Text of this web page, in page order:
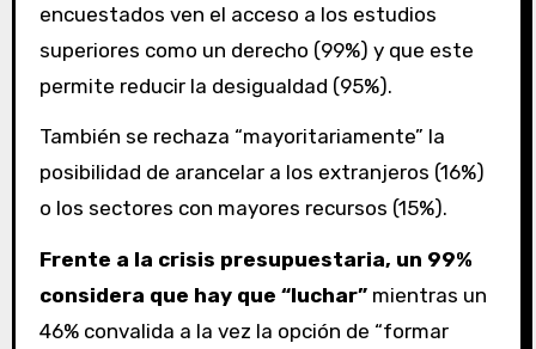
encuestados ven el acceso a los estudios
superiores como un derecho (99%) y que este
permite reducir la desigualdad (95%).
También se rechaza “mayoritariamente” la
posibilidad de arancelar a los extranjeros (16%)
o los sectores con mayores recursos (15%).
Frente a la crisis presupuestaria, un 99%
considera que hay que “luchar” mientras un
46% convalida a la vez la opción de “formar